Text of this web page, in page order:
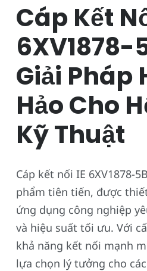
Cáp Kết
6XV1878-
Giải Pháp
Hảo Cho
Kỹ Thuật
Cáp kết nối IE 6XV1878-
phẩm tiên tiến, được
ứng dụng công nghiệp
và hiệu suất tối ưu. Với
khả năng kết nối mạnh
lựa chọn lý tưởng cho